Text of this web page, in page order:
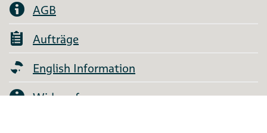
AGB
Aufträge
English Information
Widerruf